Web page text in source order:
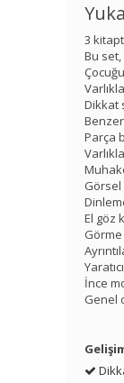
3
Bu
Dikkat
Parça
Görsel
El göz
Görme
İnce
Genel